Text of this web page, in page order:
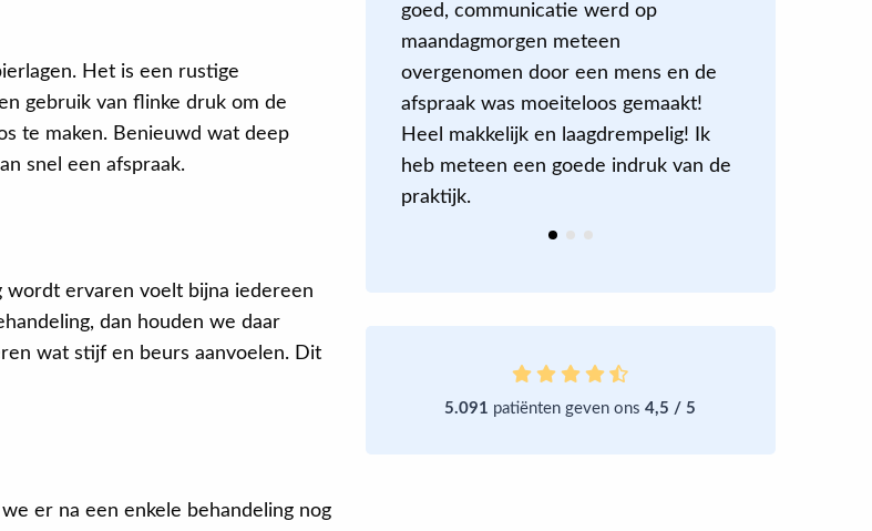
Het is een rustige
gebruik van flinke druk om de
te maken. Benieuwd wat deep
snel een afspraak.
wordt ervaren voelt bijna iedereen
dan houden we daar
wat stijf en beurs aanvoelen. Dit
er na een enkele behandeling nog
zijn algemeenheid meer energie. Ik
weet zeker dat dat door het
oefenprogramma komt dat ik kreeg. Ik
doe het nog steeds.
goed, communicatie werd op
maandagmorgen meteen
overgenomen door een mens en de
afspraak was moeiteloos gemaakt!
Heel makkelijk en laagdrempelig! Ik
heb meteen een goede indruk van de
praktijk.
5.091 patiënten geven ons4,5 / 5